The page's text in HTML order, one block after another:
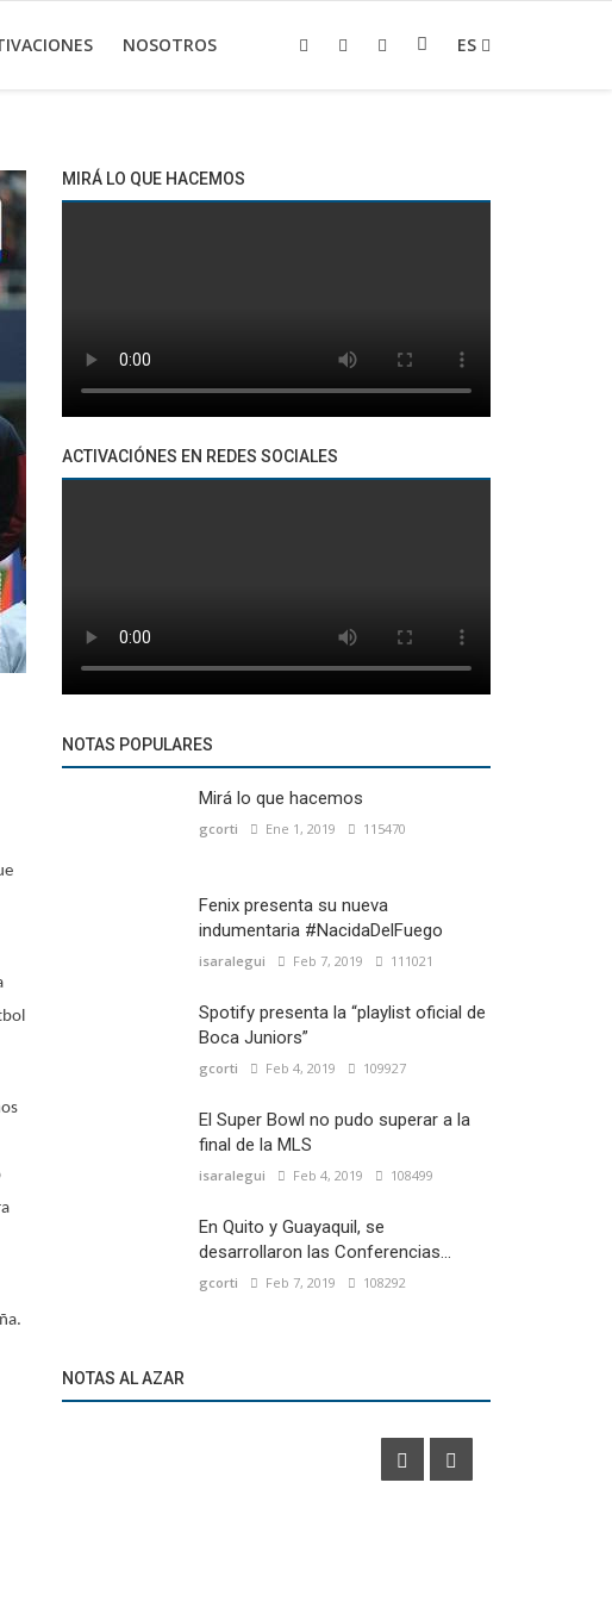
NOSOTROS ES
MIRÁ LO QUE HACEMOS
ACTIVACIÓNES EN REDES SOCIALES
NOTAS POPULARES
Mirá lo que hacemos
gcorti Ene 1, 2019 115470
Fenix presenta su nueva
indumentaria #NacidaDelFuego
isaralegui Feb 7, 2019 111021
Spotify presenta la “playlist oficial de
Boca Juniors”
gcorti Feb 4, 2019 109927
El Super Bowl no pudo superar a la
final de la MLS
isaralegui Feb 4, 2019 108499
En Quito y Guayaquil, se
desarrollaron las Conferencias...
gcorti Feb 7, 2019 108292
NOTAS AL AZAR
La NBA amplía su acuerdo con la saga NBA 2K